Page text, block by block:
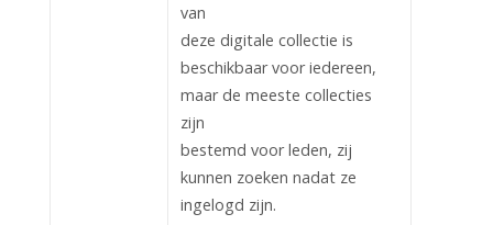
van
deze digitale collectie is
beschikbaar voor iedereen,
maar de meeste collecties
zijn
bestemd voor leden, zij
kunnen zoeken nadat ze
ingelogd zijn.